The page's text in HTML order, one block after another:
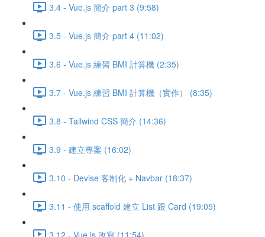
3.4 - Vue.js 簡介 part 3 (9:58)
3.5 - Vue.js 簡介 part 4 (11:02)
3.6 - Vue.js 練習 BMI 計算機 (2:35)
3.7 - Vue.js 練習 BMI 計算機（實作） (8:35)
3.8 - Tailwind CSS 簡介 (14:36)
3.9 - 建立專案 (16:02)
3.10 - Devise 客制化 + Navbar (18:37)
3.11 - 使用 scaffold 建立 List 跟 Card (19:05)
3.12 - Vue.js 改寫 (11:54)